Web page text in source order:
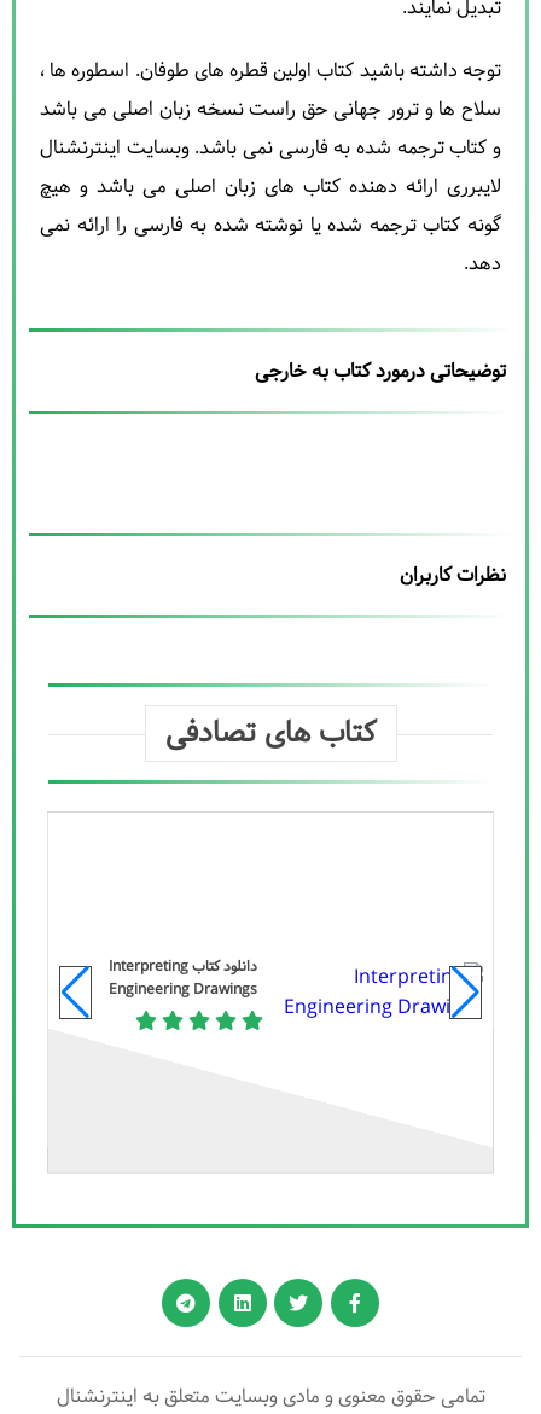
تبدیل نمایند.
توجه داشته باشید کتاب اولین قطره های طوفان. اسطوره ها ،
سلاح ها و ترور جهانی حق راست نسخه زبان اصلی می باشد
و کتاب ترجمه شده به فارسی نمی باشد. وبسایت اینترنشنال
لایبرری ارائه دهنده کتاب های زبان اصلی می باشد و هیچ
گونه کتاب ترجمه شده یا نوشته شده به فارسی را ارائه نمی
دهد.
توضیحاتی درمورد کتاب به خارجی
نظرات کاربران
کتاب های تصادفی
دانلود کتاب Interpreting
Engineering Drawings
تمامی حقوق معنوی و مادی وبسایت متعلق به اینترنشنال